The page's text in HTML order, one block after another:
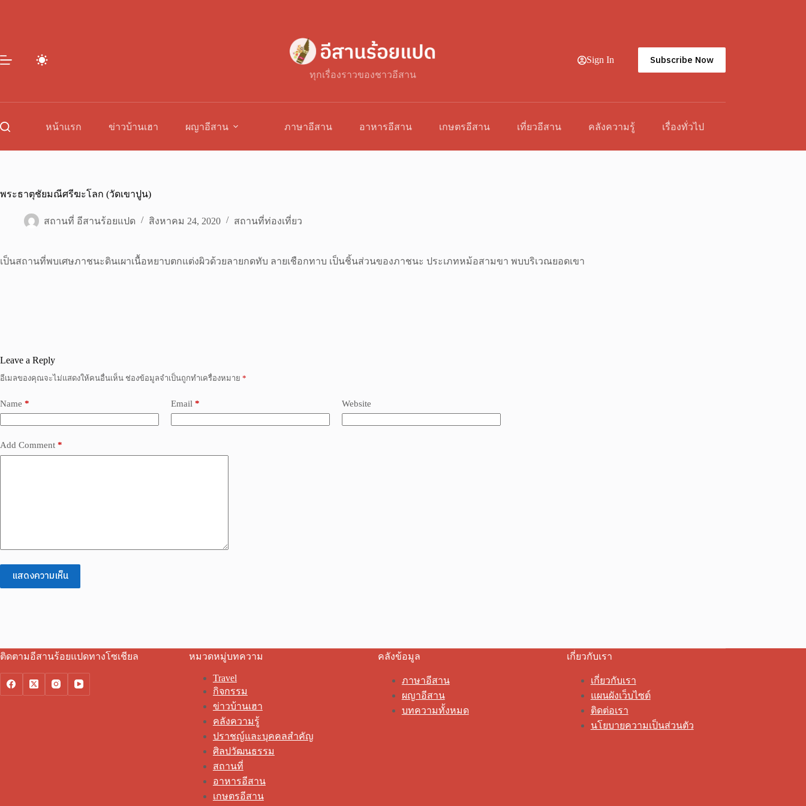
ทุกเรื่องราวของชาวอีสาน
Sign In Subscribe Now
หน้าแรก ข่าวบ้านเฮา ผญาอีสาน ภาษาอีสาน อาหารอีสาน เกษตรอีสาน เที่ยวอีสาน คลังความรู้ เรื่องทั่วไป
พระธาตุชัยมณีศรีฆะโลก (วัดเขาปูน)
สถานที่ อีสานร้อยแปด สิงหาคม 24, 2020 สถานที่ท่องเที่ยว
เป็นสถานที่พบเศษภาชนะดินเผาเนื้อหยาบตกแต่งผิวด้วยลายกดทับ ลายเชือกทาบ เป็นชิ้นส่วนของภาชนะ ประเภทหม้อสามขา พบบริเวณยอดเขา
Leave a Reply
อีเมลของคุณจะไม่แสดงให้คนอื่นเห็น ช่องข้อมูลจำเป็นถูกทำเครื่องหมาย *
Name * Email * Website
Add Comment *
แสดงความเห็น
ติดตามอีสานร้อยแปดทางโซเชียล หมวดหมู่บทความ
Travel
กิจกรรม
ข่าวบ้านเฮา
คลังความรู้
ปราชญ์และบุคคลสำคัญ
ศิลปวัฒนธรรม
สถานที่
อาหารอีสาน
เกษตรอีสาน
คลังข้อมูล
ภาษาอีสาน
ผญาอีสาน
บทความทั้งหมด
เกี่ยวกับเรา
เกี่ยวกับเรา
แผนผังเว็บไซต์
ติดต่อเรา
นโยบายความเป็นส่วนตัว